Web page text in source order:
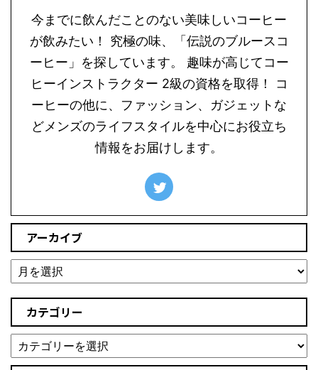
今までに飲んだことのない美味しいコーヒー
が飲みたい！ 究極の味、「伝説のブルースコ
ーヒー」を探しています。 趣味が高じてコー
ヒーインストラクター 2級の資格を取得！ コ
ーヒーの他に、ファッション、ガジェットな
どメンズのライフスタイルを中心にお役立ち
情報をお届けします。
アーカイブ
カテゴリー